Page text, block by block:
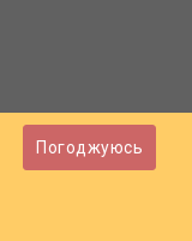
Погоджуюсь